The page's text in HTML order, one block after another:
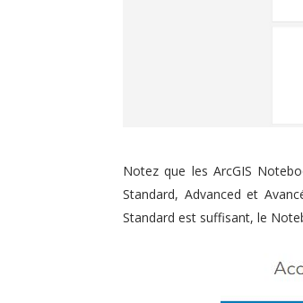
Notez que les ArcGIS
Standard, Advanced et
Standard est suffisant, le